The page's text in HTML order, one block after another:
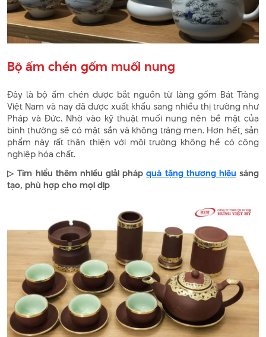
Bộ ấm chén gốm muối nung
Đây là bộ ấm chén được bắt nguồn từ làng gốm Bát Tràng
Việt Nam và nay đã được xuất khẩu sang nhiều thị trường như
Pháp và Đức. Nhờ vào kỹ thuật muối nung nên bề mặt của
bình thường sẽ có mặt sần và không tráng men. Hơn hết, sản
phẩm này rất thân thiện với môi trường không hề có công
nghiệp hóa chất.
▷ Tìm hiểu thêm nhiều giải phápquà tặng thương hiệu sáng
tạo, phù hợp cho mọi dịp